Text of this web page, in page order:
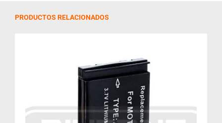
PRODUCTOS RELACIONADOS